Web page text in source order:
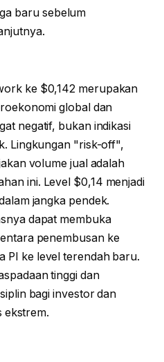
baru sebelum
ke $0,142 merupakan
global dan
negatif, bukan indikasi
Lingkungan "risk-off",
volume jual adalah
ini. Level $0,14 menjadi
jangka pendek.
dapat membuka
penembusan ke
PI ke level terendah baru.
tinggi dan
bagi investor dan
ekstrem.